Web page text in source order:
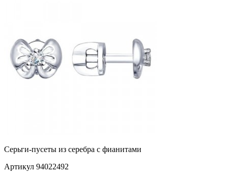
Серьги-пусеты из серебра с фианитами
Артикул 94022492